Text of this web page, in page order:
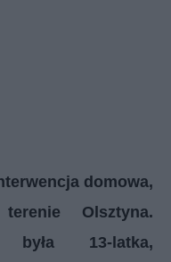
domowa,
Olsztyna.
była 13-latka,